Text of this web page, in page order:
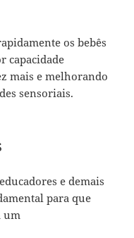
os bebês
capacidade
mais e melhorando
sensoriais.
e demais
para que
um